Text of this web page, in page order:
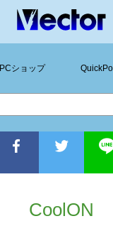
PCショップ
CoolON